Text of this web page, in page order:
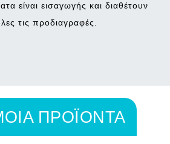
είναι εισαγωγής και διαθέτουν
τις προδιαγραφές.
ΠΡΟΪΟΝΤΑ